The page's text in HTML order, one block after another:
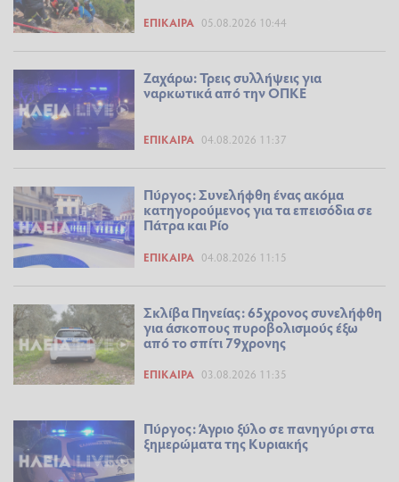
ΕΠΊΚΑΙΡΑ 05.08.2026 10:44
Ζαχάρω: Τρεις συλλήψεις για
ναρκωτικά από την ΟΠΚΕ
ΕΠΊΚΑΙΡΑ 04.08.2026 11:37
Πύργος: Συνελήφθη ένας ακόμα
κατηγορούμενος για τα επεισόδια σε
Πάτρα και Ρίο
ΕΠΊΚΑΙΡΑ 04.08.2026 11:15
Σκλίβα Πηνείας: 65χρονος συνελήφθη
για άσκοπους πυροβολισμούς έξω
από το σπίτι 79χρονης
ΕΠΊΚΑΙΡΑ 03.08.2026 11:35
Πύργος: Άγριο ξύλο σε πανηγύρι στα
ξημερώματα της Κυριακής